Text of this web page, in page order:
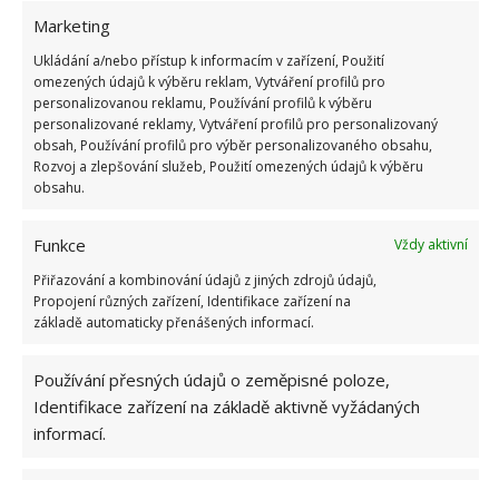
Marketing
Ukládání a/nebo přístup k informacím v zařízení, Použití
omezených údajů k výběru reklam, Vytváření profilů pro
personalizovanou reklamu, Používání profilů k výběru
personalizované reklamy, Vytváření profilů pro personalizovaný
obsah, Používání profilů pro výběr personalizovaného obsahu,
Rozvoj a zlepšování služeb, Použití omezených údajů k výběru
obsahu.
Funkce
Vždy aktivní
Přiřazování a kombinování údajů z jiných zdrojů údajů,
Propojení různých zařízení, Identifikace zařízení na
základě automaticky přenášených informací.
Používání přesných údajů o zeměpisné poloze,
Identifikace zařízení na základě aktivně vyžádaných
informací.
udělat proto, abyste na konci roku měli úsměv na tváři
a ušetřené peníze.
Obrázky: pixabay